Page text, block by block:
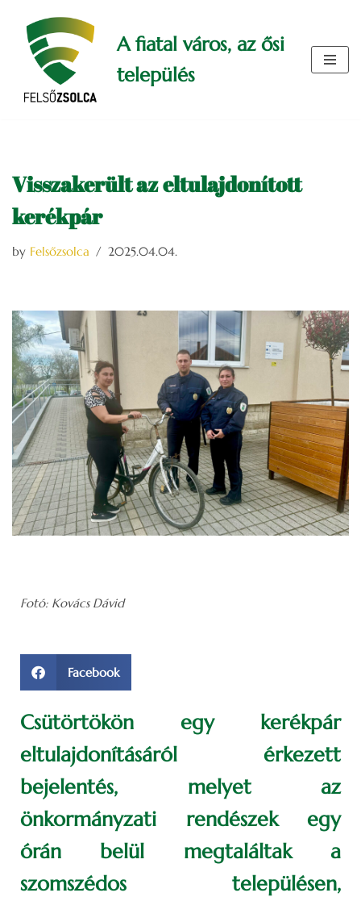
Skip
content
A fiatal város, az ősi
település
Visszakerült az eltulajdonított
kerékpár
by Felsőzsolca 2025.04.04.
Fotó: Kovács Dávid
Facebook
Csütörtökön egy kerékpár
eltulajdonításáról érkezett
bejelentés, melyet az
önkormányzati rendészek egy
órán belül megtaláltak a
szomszédos településen,